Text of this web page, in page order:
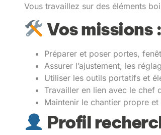
Vous travaillez sur des éléments
Vos missions :
Préparer et poser portes,
Assurer l’ajustement, les
Utiliser les outils portatifs et
Travailler en lien avec le chef
Maintenir le chantier propre
Profil